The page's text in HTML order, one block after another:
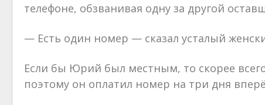
телефоне, обзванивая одну за другой
— Есть один номер — сказал усталый
Если бы Юрий был местным, то скорее
поэтому он оплатил номер на три дня